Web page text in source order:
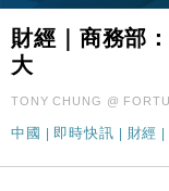
12:44
財經｜日
日圓干預創
張
15:59
財經｜SA
財經｜商務部
大
TONY CHUNG @
中國 | 即時快訊 | 財經 |